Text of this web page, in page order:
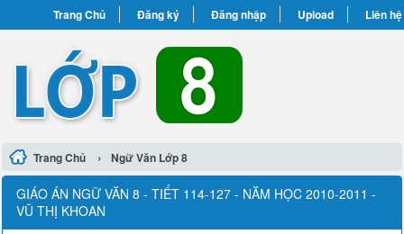
Trang Chủ Đăng ký Đăng nhập Upload Liên hệ
Trang Chủ › Ngữ Văn Lớp 8
GIÁO ÁN NGỮ VĂN 8 - TIẾT 114-127 - NĂM HỌC 2010-2011 -
VŨ THỊ KHOAN